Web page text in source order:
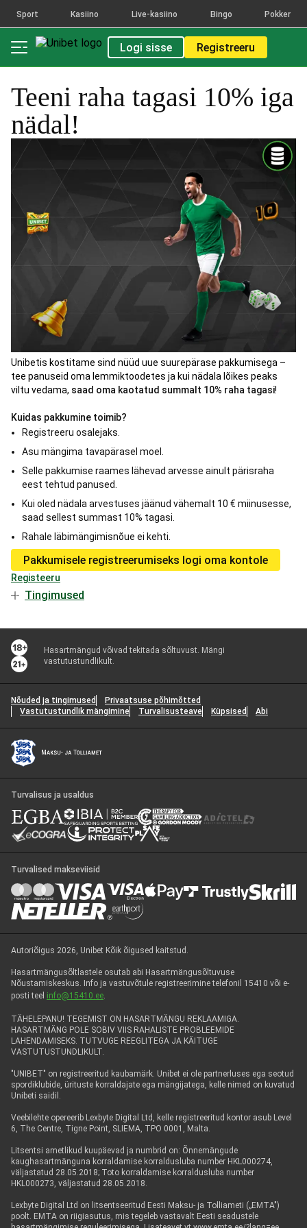
Sport Kasiino Live-kasiino Bingo Pokker
Logi sisse Registreeru
Teeni raha tagasi 10% iga
nädal!
Unibetis kostitame sind nüüd uue suurepärase pakkumisega –
tee panuseid oma lemmiktoodetes ja kui nädala lõikes peaks
viltu vedama, saad oma kaotatud summalt 10% raha tagasi!
Kuidas pakkumine toimib?
Registreeru osalejaks.
Asu mängima tavapärasel moel.
Selle pakkumise raames lähevad arvesse ainult pärisraha
eest tehtud panused.
Kui oled nädala arvestuses jäänud vähemalt 10 € miinusesse,
saad sellest summast 10% tagasi.
Rahale läbimängimisnõue ei kehti.
Pakkumisele registreerumiseks logi oma kontole
Registeeru
Tingimused
Hasartmängud võivad tekitada sõltuvust. Mängi
vastutustundlikult.
Nõuded ja tingimused
Privaatsuse põhimõtted
Vastutustundlik mängimine
Turvalisusteave Küpsised Abi
Turvalisus ja usaldus
Turvalised makseviisid
Autoriõigus 2026, Unibet Kõik õigused kaitstud.
Hasartmängusõltlastele osutab abi Hasartmängusõltuvuse
Nõustamiskeskus. Info ja vastuvõtule registreerimine telefonil 15410 või e-
posti teel info@15410.ee.
TÄHELEPANU! TEGEMIST ON HASARTMÄNGU REKLAAMIGA.
HASARTMÄNG POLE SOBIV VIIS RAHALISTE PROBLEEMIDE
LAHENDAMISEKS. TUTVUGE REEGLITEGA JA KÄITUGE
VASTUTUSTUNDLIKULT.
"UNIBET" on registreeritud kaubamärk. Unibet ei ole partnerluses ega seotud
spordiklubide, ürituste korraldajate ega mängijatega, kelle nimed on kuvatud
Unibeti saidil.
Veebilehte opereerib Lexbyte Digital Ltd, kelle registreeritud kontor asub Level
6, The Centre, Tigne Point, SLIEMA, TPO 0001, Malta.
Litsentsi ametlikud kuupäevad ja numbrid on: Õnnemängude
kaughasartmänguna korraldamise korraldusluba number HKL000274,
väljastatud 28.05.2018; Toto korraldamise korraldusluba number
HKL000273, väljastatud 28.05.2018.
Lexbyte Digital Ltd on litsentseeritud Eesti Maksu- ja Tolliameti („EMTA")
poolt. EMTA on riigiasutus, mis tegeleb vastavalt Eesti seadustele